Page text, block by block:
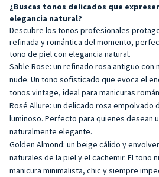
¿Buscas tonos delicados que
elegancia natural?
Descubre los tonos profesionales
refinada y romántica del momento,
tono de piel con elegancia natural.
Sable Rose: un refinado rosa antiguo
nude. Un tono sofisticado que evoca el
tonos vintage, ideal para manicuras
Rosé Allure: un delicado rosa empolvado
luminoso. Perfecto para quienes desean
naturalmente elegante.
Golden Almond: un beige cálido y
naturales de la piel y el cachemir. El tono
manicura minimalista, chic y siempre